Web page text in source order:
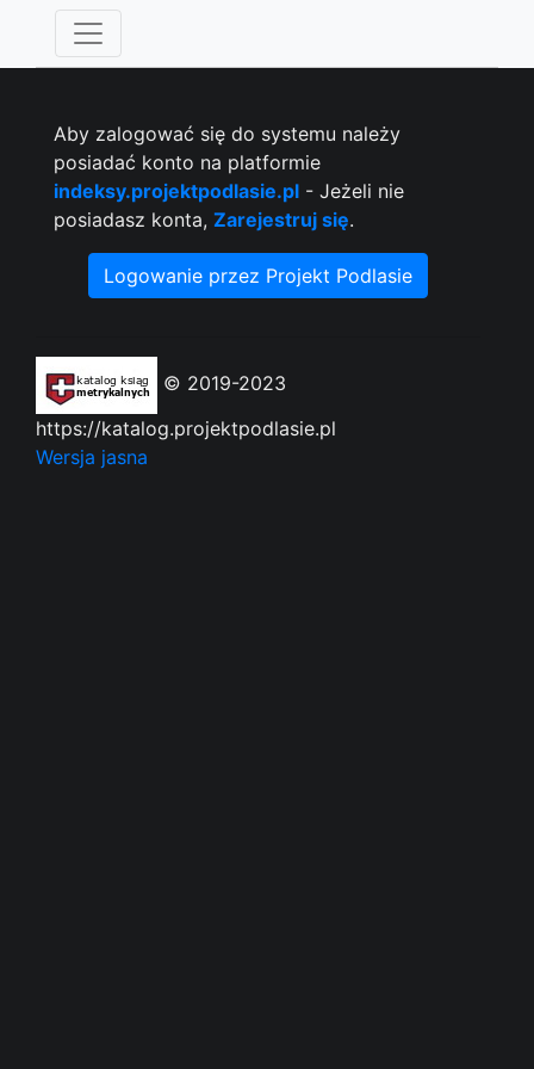
Aby zalogować się do systemu należy
posiadać konto na platformie
indeksy.projektpodlasie.pl - Jeżeli nie
posiadasz konta, Zarejestruj się.
Logowanie przez Projekt Podlasie
© 2019-2023
https://katalog.projektpodlasie.pl
Wersja jasna